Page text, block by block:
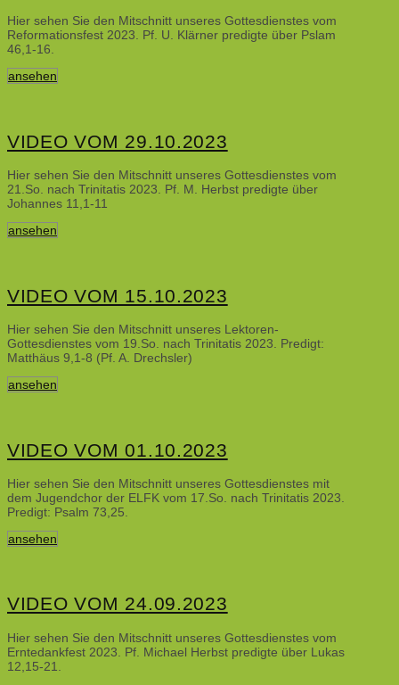
Hier sehen Sie den Mitschnitt unseres Gottesdienstes vom
Reformationsfest 2023. Pf. U. Klärner predigte über Pslam
46,1-16.
ansehen
VIDEO VOM 29.10.2023
Hier sehen Sie den Mitschnitt unseres Gottesdienstes vom
21.So. nach Trinitatis 2023. Pf. M. Herbst predigte über
Johannes 11,1-11
ansehen
VIDEO VOM 15.10.2023
Hier sehen Sie den Mitschnitt unseres Lektoren-
Gottesdienstes vom 19.So. nach Trinitatis 2023. Predigt:
Matthäus 9,1-8 (Pf. A. Drechsler)
ansehen
VIDEO VOM 01.10.2023
Hier sehen Sie den Mitschnitt unseres Gottesdienstes mit
dem Jugendchor der ELFK vom 17.So. nach Trinitatis 2023.
Predigt: Psalm 73,25.
ansehen
VIDEO VOM 24.09.2023
Hier sehen Sie den Mitschnitt unseres Gottesdienstes vom
Erntedankfest 2023. Pf. Michael Herbst predigte über Lukas
12,15-21.